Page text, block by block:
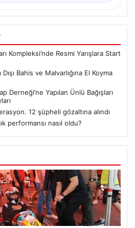
Kompleksi’nde Resmi Yarışlara Start
Bahis ve Malvarlığına El Koyma
Derneği’ne Yapılan Ünlü Bağışları
12 şüpheli gözaltına alındı
performansı nasıl oldu?